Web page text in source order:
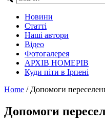
Новини
Статті
Наші автори
Відео
Фотогалерея
АРХІВ НОМЕРІВ
Куди піти в Ірпені
Home / Допомоги
Допомоги